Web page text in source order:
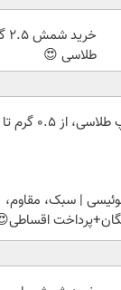
طلاسی 😍
خرید شمش پلمپ طلاسی، از ۰.۵ گرم تا
| سبک، مقاوم،